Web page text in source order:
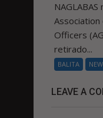
Association
Officers
retirado...
BALITA
LEAVE A